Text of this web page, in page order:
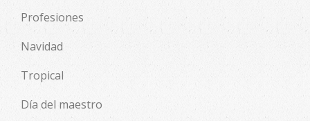
Profesiones
Navidad
Tropical
Día del maestro